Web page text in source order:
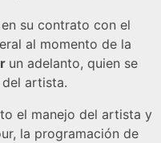
su contrato con el
al momento de la
un adelanto, quien se
artista.
el manejo del artista y
la programación de